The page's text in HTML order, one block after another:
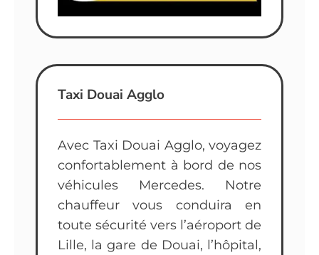
Taxi Douai Agglo
Avec Taxi Douai Agglo, voyagez
confortablement à bord de nos
véhicules Mercedes. Notre
chauffeur vous conduira en
toute sécurité vers l’aéroport de
Lille, la gare de Douai, l’hôpital,